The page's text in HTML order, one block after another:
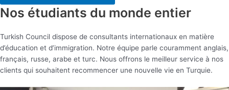
Nos étudiants du monde entier
Turkish Council dispose de consultants internationaux en matière
d’éducation et d’immigration. Notre équipe parle couramment anglais,
français, russe, arabe et turc. Nous offrons le meilleur service à nos
clients qui souhaitent recommencer une nouvelle vie en Turquie.